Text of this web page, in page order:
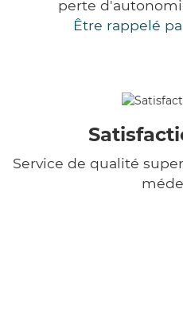
perte
Être rappelé
Service de qualité